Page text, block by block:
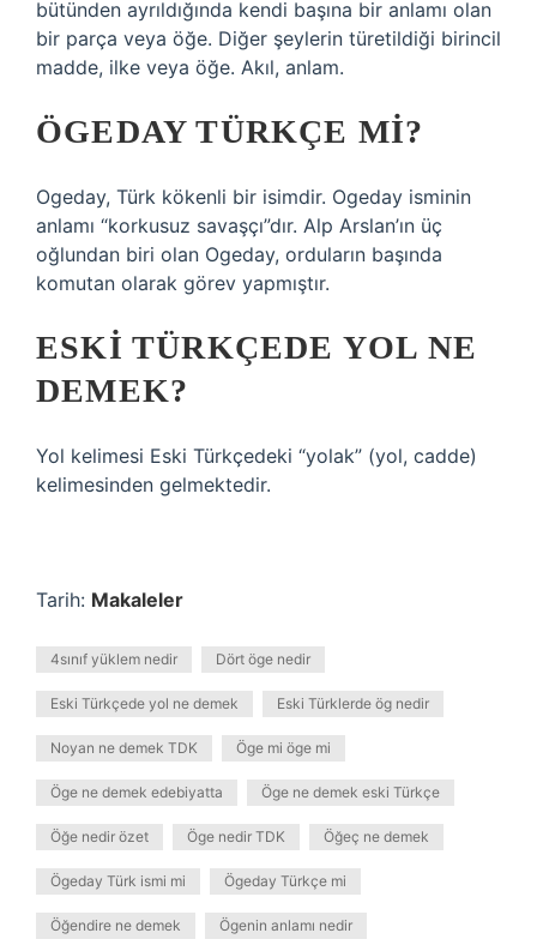
bütünden ayrıldığında kendi başına bir anlamı olan
bir parça veya öğe. Diğer şeylerin türetildiği birincil
madde, ilke veya öğe. Akıl, anlam.
ÖGEDAY TÜRKÇE MI?
Ogeday, Türk kökenli bir isimdir. Ogeday isminin
anlamı “korkusuz savaşçı”dır. Alp Arslan’ın üç
oğlundan biri olan Ogeday, orduların başında
komutan olarak görev yapmıştır.
ESKI TÜRKÇEDE YOL NE
DEMEK?
Yol kelimesi Eski Türkçedeki “yolak” (yol, cadde)
kelimesinden gelmektedir.
Tarih: Makaleler
4sınıf yüklem nedir Dört öge nedir
Eski Türkçede yol ne demek Eski Türklerde ög nedir
Noyan ne demek TDK Öge mi öge mi
Öge ne demek edebiyatta Öge ne demek eski Türkçe
Öğe nedir özet Öge nedir TDK Öğeç ne demek
Ögeday Türk ismi mi Ögeday Türkçe mi
Öğendire ne demek Ögenin anlamı nedir